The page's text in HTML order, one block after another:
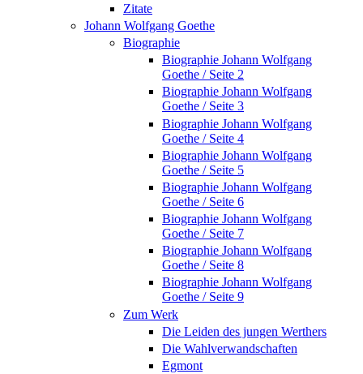
Zitate
Johann Wolfgang Goethe
Biographie
Biographie Johann Wolfgang
Goethe / Seite 2
Biographie Johann Wolfgang
Goethe / Seite 3
Biographie Johann Wolfgang
Goethe / Seite 4
Biographie Johann Wolfgang
Goethe / Seite 5
Biographie Johann Wolfgang
Goethe / Seite 6
Biographie Johann Wolfgang
Goethe / Seite 7
Biographie Johann Wolfgang
Goethe / Seite 8
Biographie Johann Wolfgang
Goethe / Seite 9
Zum Werk
Die Leiden des jungen Werthers
Die Wahlverwandschaften
Egmont